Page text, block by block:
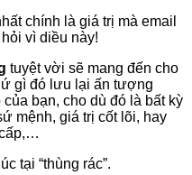
chính là giá trị mà email
vì diều này!
tuyệt vời sẽ mang đến cho
gì đó lưu lại ấn tượng
bạn, cho dù đó là bất kỳ
mệnh, giá trị cốt lõi, hay
tại “thùng rác”.